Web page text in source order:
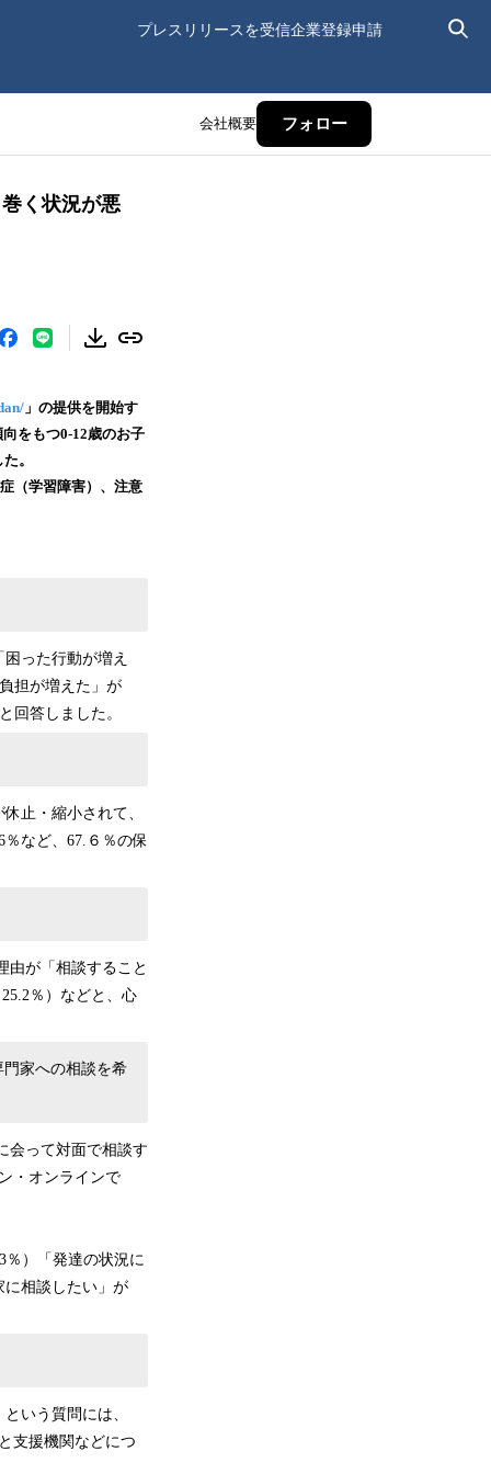
プレスリリースを受信企業登録申請
会社概要 フォロー
く状況が悪
」の提供を開始す
をもつ0-12歳のお子
。
（学習障害）、注意
った行動が増え
担が増えた」が
回答しました。
止・縮小されて、
など、67.６％の保
由が「相談すること
％）などと、心
家への相談を希
会って対面で相談す
・オンラインで
％）「発達の状況に
に相談したい」が
いう質問には、
支援機関などにつ